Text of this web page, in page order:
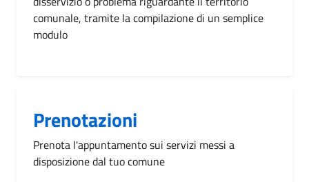
comunale, tramite la compilazione di un semplice
modulo
Prenotazioni
Prenota l'appuntamento sui servizi messi a
disposizione dal tuo comune